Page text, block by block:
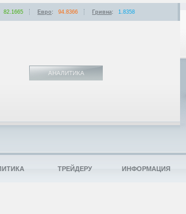
АНАЛИТИКА
82.1665 Евро: 94.8366 Гривна: 1.8358
ТРЕЙДЕРУ ИНФОРМАЦИЯ